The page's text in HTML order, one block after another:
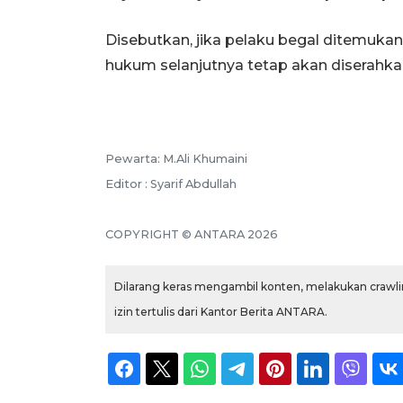
Disebutkan, jika pelaku begal
hukum selanjutnya tetap akan
Pewarta: M.Ali Khumaini
Editor : Syarif Abdullah
COPYRIGHT © ANTARA 2026
Dilarang keras mengambil konten, melakukan
izin tertulis dari Kantor Berita ANTARA.